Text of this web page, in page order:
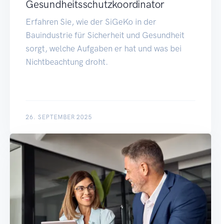
Gesundheitsschutzkoordinator
Erfahren Sie, wie der SiGeKo in der
Bauindustrie für Sicherheit und Gesundheit
sorgt, welche Aufgaben er hat und was bei
Nichtbeachtung droht.
26. SEPTEMBER 2025